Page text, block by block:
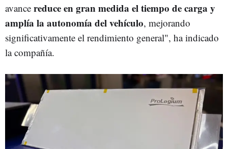
avance reduce en gran medida el tiempo de carga y
amplía la autonomía del vehículo, mejorando
significativamente el rendimiento general", ha indicado
la compañía.